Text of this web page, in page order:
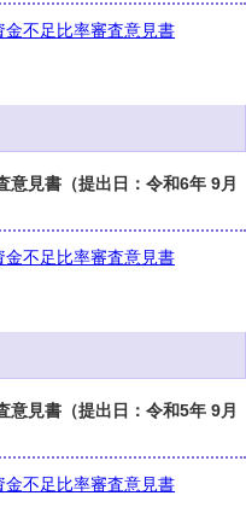
不足比率審査意見書
意見書（提出日：令和6年 9月
不足比率審査意見書
意見書（提出日：令和5年 9月
不足比率審査意見書